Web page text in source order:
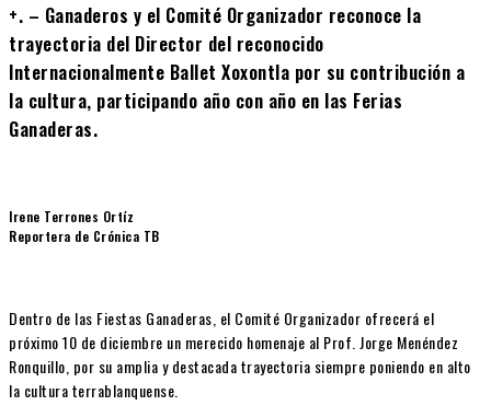
+. – Ganaderos y el Comité Organizador reconoce la
trayectoria del Director del reconocido
Internacionalmente Ballet Xoxontla por su contribución a
la cultura, participando año con año en las Ferias
Ganaderas.
Irene Terrones Ortíz
Reportera de Crónica TB
Dentro de las Fiestas Ganaderas, el Comité Organizador ofrecerá el
próximo 10 de diciembre un merecido homenaje al Prof. Jorge Menéndez
Ronquillo, por su amplia y destacada trayectoria siempre poniendo en alto
la cultura terrablanquense.